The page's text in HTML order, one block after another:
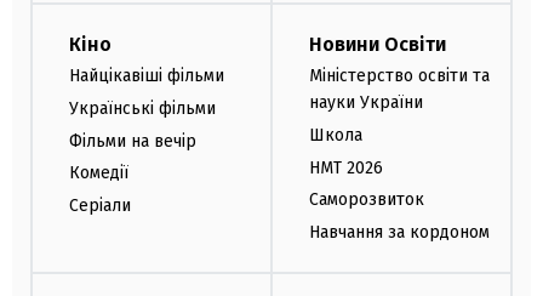
Кіно
Найцікавіші фільми
Українські фільми
Фільми на вечір
Комедії
Серіали
Новини Освіти
Міністерство освіти та
науки України
Школа
НМТ 2026
Саморозвиток
Навчання за кордоном